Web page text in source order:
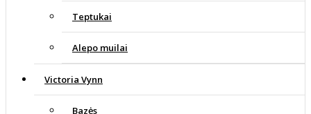
Teptukai
Alepo muilai
Victoria Vynn
Bazės